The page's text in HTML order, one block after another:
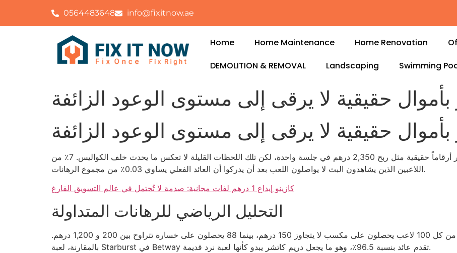
0564483648 info@fixitnow.ae
Home Home Maintenance Home Renovation
DEMOLITION & REMOVAL
Landscaping Swimming
حقيقية لا يرقى إلى مستوى الوعود الزائفة
حقيقية لا يرقى إلى مستوى الوعود الزائفة
الواقع أن منصة دريم كاتشر تقدم بثاً مباشراً يُظهر أرقاماً حقيقية مثل ربح 2,350 درهم في جلسة واحدة، لكن تلك اللحظات القليلة لا تعكس ما يحدث خلف الكواليس. 7٪ من
اللاعبين الذين يشاهدون البث لا يواصلون اللعب بعد أن يدركوا أن العائد الفعلي يساوي 0.03٪ من مجموع الرهانات.
كازينو إيداع 1 درهم لفات مجانية: صدمة لا تُحتمل في عالم التسويق الفارغ
التحليل الرياضي للرهانات المتداولة
عند حساب متوسط ربحية الجلسة، نجد أن 12 من كل 100 لاعب يحصلون على مكسب لا يتجاوز 150 درهم، بينما 88 يحصلون على خسارة تتراوح بين 200 و 1,200 درهم.
بالمقارنة، لعبة Starburst في Betway تقدم عائد بنسبة 96.5٪، وهو ما يجعل دريم كاتشر يبدو كأنها لعبة نرد قديمة.